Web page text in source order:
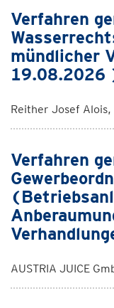
Verfahren
mündlicher
19.08.2026
Reither Josef
Verfahren
AUSTRIA JUICE